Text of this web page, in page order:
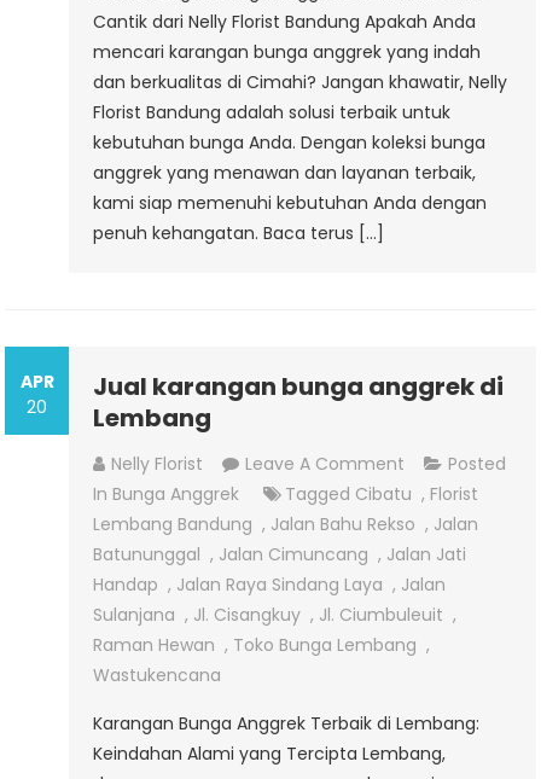
Cantik dari Nelly Florist Bandung Apakah Anda
mencari karangan bunga anggrek yang indah
dan berkualitas di Cimahi? Jangan khawatir, Nelly
Florist Bandung adalah solusi terbaik untuk
kebutuhan bunga Anda. Dengan koleksi bunga
anggrek yang menawan dan layanan terbaik,
kami siap memenuhi kebutuhan Anda dengan
penuh kehangatan. Baca terus […]
APR
20
Jual karangan bunga anggrek di
Lembang
Nelly Florist Leave A Comment On
Jual
Karangan
Bunga
Anggrek
Di
Lembang
Posted
In Bunga Anggrek Tagged Cibatu , Florist
Lembang Bandung , Jalan Bahu Rekso , Jalan
Batununggal , Jalan Cimuncang , Jalan Jati
Handap , Jalan Raya Sindang Laya , Jalan
Sulanjana , Jl. Cisangkuy , Jl. Ciumbuleuit ,
Raman Hewan , Toko Bunga Lembang ,
Wastukencana
Karangan Bunga Anggrek Terbaik di Lembang:
Keindahan Alami yang Tercipta Lembang,